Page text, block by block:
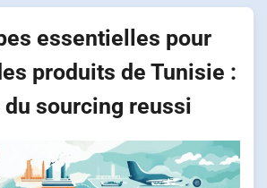
essentielles pour
produits de Tunisie :
du sourcing reussi